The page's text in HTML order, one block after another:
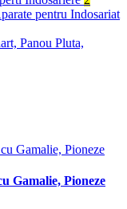
pentru Indosariat
Panou Pluta,
Gamalie, Pioneze